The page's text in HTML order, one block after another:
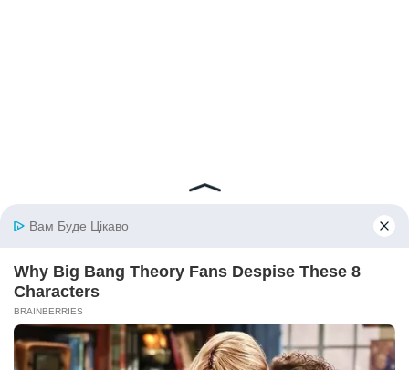
© 2026 iBilingua
Політика конфіденційності та умови користування